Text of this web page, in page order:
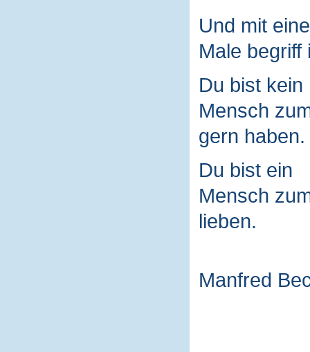
Und mit
Male begriff
Du bist kein
Mensch
gern haben.
Du bist ein
Mensch
lieben.
Manfred